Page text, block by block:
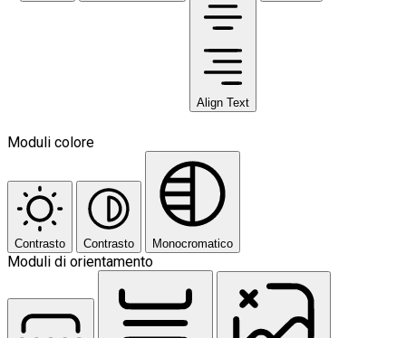
Align Text
Moduli colore
Contrasto Contrasto Monocromatico
Moduli di orientamento